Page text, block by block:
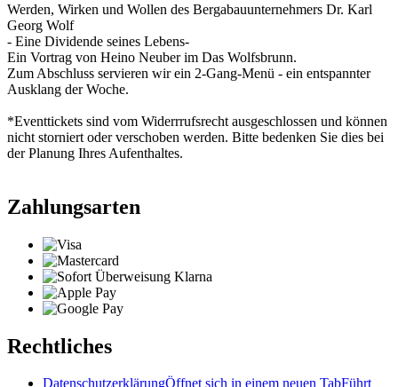
Werden, Wirken und Wollen des Bergabauunternehmers Dr. Karl
Georg Wolf
- Eine Dividende seines Lebens-
Ein Vortrag von Heino Neuber im Das Wolfsbrunn.
Zum Abschluss servieren wir ein 2-Gang-Menü - ein entspannter
Ausklang der Woche.
*Eventtickets sind vom Widerrrufsrecht ausgeschlossen und können
nicht storniert oder verschoben werden. Bitte bedenken Sie dies bei
der Planung Ihres Aufenthaltes.
Zahlungsarten
Rechtliches
DatenschutzerklärungÖffnet sich in einem neuen TabFührt